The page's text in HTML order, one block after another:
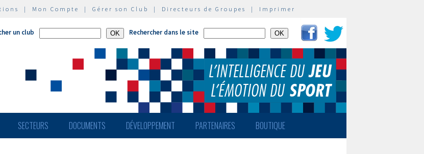
| Mon Compte | Gérer son Club | Directeurs de Groupes | Imprimer
un club Rechercher dans le site
SECTEURS DOCUMENTS DÉVELOPPEMENT PARTENAIRES BOUTIQUE